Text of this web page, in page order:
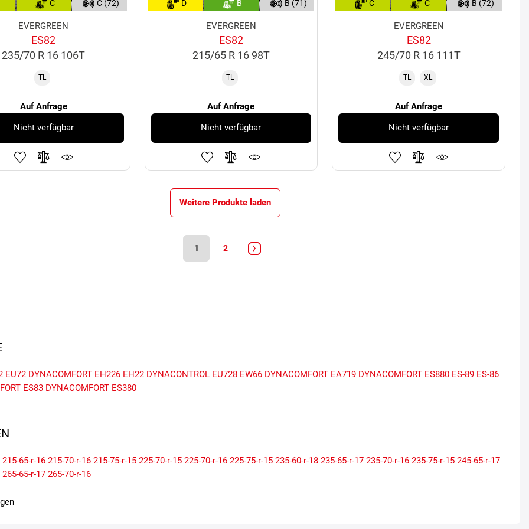
C C (72)
EVERGREEN
ES82
235/70 R 16 106T
TL
Auf Anfrage
Nicht verfügbar
D B B (71)
EVERGREEN
ES82
215/65 R 16 98T
TL
Auf Anfrage
Nicht verfügbar
C C B (72)
EVERGREEN
ES82
245/70 R 16 111T
TL XL
Auf Anfrage
Nicht verfügbar
Weitere Produkte laden
1 2
EU72 DYNACOMFORT EH226 EH22 DYNACONTROL EU728 EW66 DYNACOMFORT EA719 DYNACOMFORT ES880 ES-89 ES-86
ES83 DYNACOMFORT ES380
215-65-r-16 215-70-r-16 215-75-r-15 225-70-r-15 225-70-r-16 225-75-r-15 235-60-r-18 235-65-r-17 235-70-r-16 235-75-r-15 245-65-r-17
265-65-r-17 265-70-r-16